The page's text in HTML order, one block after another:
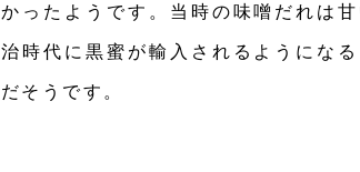
かったようです。当時の味噌だれは
治時代に黒蜜が輸入されるようにな
だそうです。